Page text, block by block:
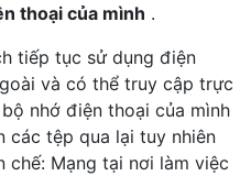
thoại của mình .
tiếp tục sử dụng điện
và có thể truy cập trực
nhớ điện thoại của mình
các tệp qua lại tuy nhiên
chế: Mạng tại nơi làm việc